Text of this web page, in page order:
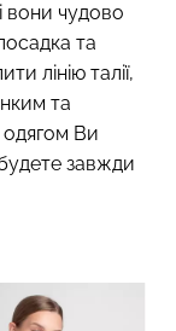
вони чудово
та
лінію талії,
та
одягом Ви
завжди
топ з легкою
nude
Giulia
грн.